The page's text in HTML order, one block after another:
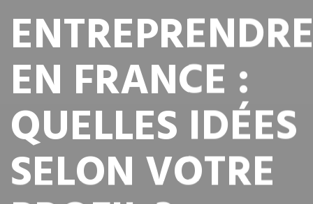
EN FRANCE :
QUELLES IDÉES
SELON VOTRE